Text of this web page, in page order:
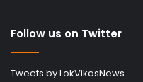
Follow us on Twitter
Tweets by LokVikasNews